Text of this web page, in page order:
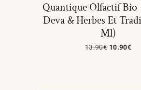
Quantique Olfactif Bio
Deva & Herbes Et
Ml)
13.90€ 10.90€